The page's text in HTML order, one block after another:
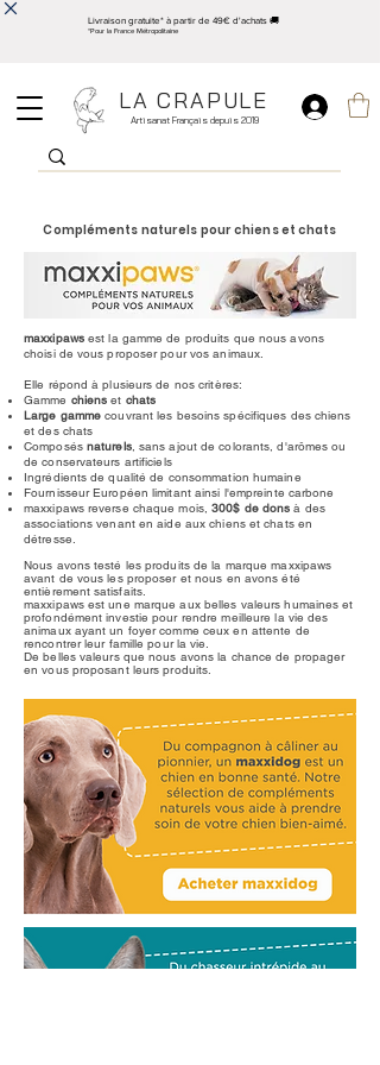
Livraison gratuite* à partir de 49€ d'achats 🚚
*Pour la France Métropolitaine
LA CRAPULE
Artisanat Français depuis 2019
Compléments naturels pour chiens et chats
maxxipawsest la gamme de produits que nous avons
choisi de vous proposer pour vos animaux.
Elle répond à plusieurs de nos critères:
Gamme chiens et chats
Large gamme couvrant les besoins spécifiques des chiens
et des chats
Composés naturels, sans ajout de colorants, d'arômes ou
de conservateurs artificiels
Ingrédients de qualité de consommation humaine
Fournisseur Européen limitant ainsi l'empreinte carbone
maxxipaws reverse chaque mois,300$ de dons à des
associations venant en aide aux chiens et chats en
détresse.
Nous avons testé les produits de la marque maxxipaws
avant de vous les proposer et nous en avons été
entièrementsatisfaits.​
maxxipaws est une marque aux belles valeurs humaines et
profondément investie pour rendre meilleure la vie des
animaux ayant un foyer comme ceux en attente de
rencontrer leur famille pour lavie.
De belles valeurs que nous avons la chance de propager
en vous proposant leurs produits.